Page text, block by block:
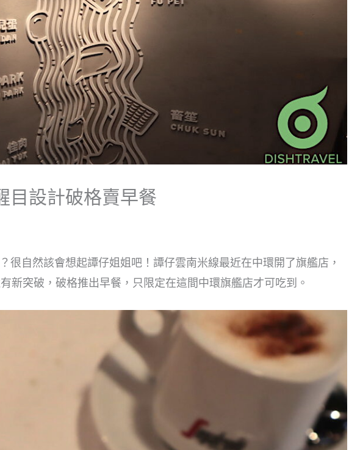
目設計破格賣早餐
很自然該會想起譚仔姐姐吧！譚仔雲南米線最近在中環開了旗艦店，
新突破，破格推出早餐，只限定在這間中環旗艦店才可吃到。